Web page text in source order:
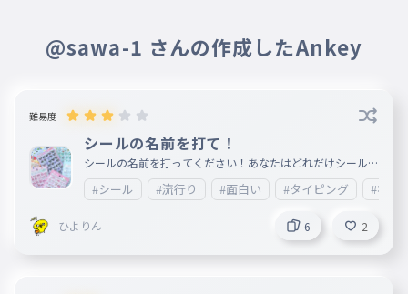
@sawa-1 さんの作成したAnkey
難易度
シールの名前を打て！
シールの名前を打ってください！あなたはどれだけシールの
名前を知ってるいますか？
#シール #流行り #面白い #タイピング #初心
ひよりん 6 2